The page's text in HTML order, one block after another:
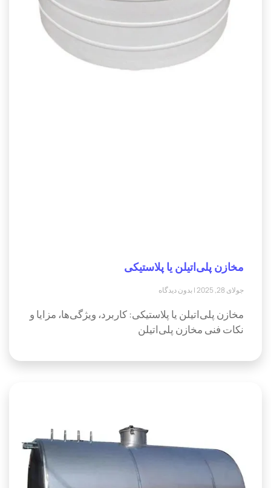
مخازن پلی‌اتیلن یا پلاستیکی
جولای 28, 2025 بدون دیدگاه
مخازن پلی‌اتیلن یا پلاستیکی: کاربرد، ویژگی‌ها، مزایا و
نکات فنی مخازن پلی‌اتیلن